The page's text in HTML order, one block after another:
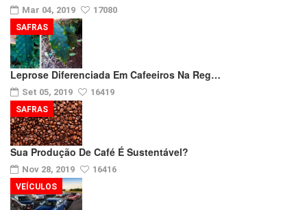
Mar 04, 2019 17080
Leprose Diferenciada Em Cafeeiros Na Reg…
Set 05, 2019 16419
SAFRAS
Sua Produção De Café É Sustentável?
Nov 28, 2019 16416
SAFRAS
VEÍCULOS